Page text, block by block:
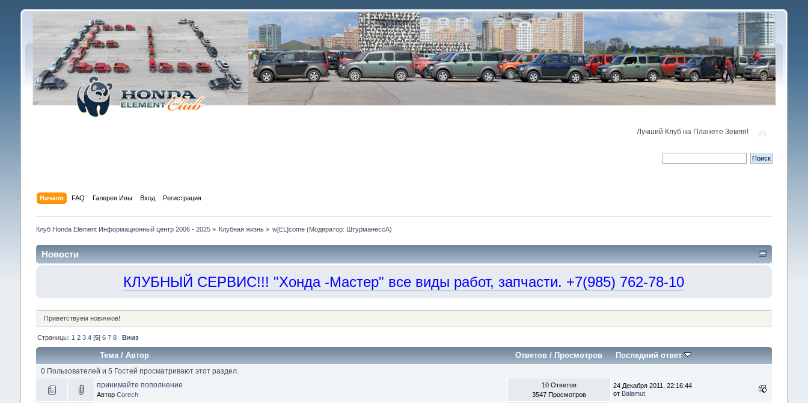
Лучший Клуб на Планете Земля!
Начало FAQ Галерея Ивы Вход Регистрация
Клуб Honda Element Информационный центр 2006 - 2025» Клубная жизнь » w[EL]come (Модератор: ШтурманессА)
Новости
КЛУБНЫЙ СЕРВИС!!! "Хонда -Мастер" все виды работ, запчасти. +7(985) 762-78-10
Приветствуем новичков!
Страницы: 1 2 3 4[5] 6 7 8 Вниз
Тема/ Автор Ответов/ Просмотров Последний ответ
0 Пользователей и 5 Гостей просматривают этот раздел.
принимайте пополнение
Автор Corech
10 Ответов
3547 Просмотров
24 Декабря 2011, 22:16:44
от Balamut